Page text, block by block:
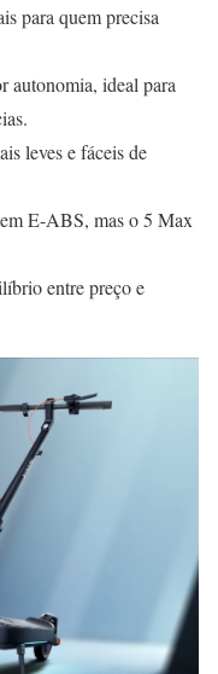
para quem precisa
autonomia, ideal para
leves e fáceis de
E-ABS, mas o 5 Max
entre preço e